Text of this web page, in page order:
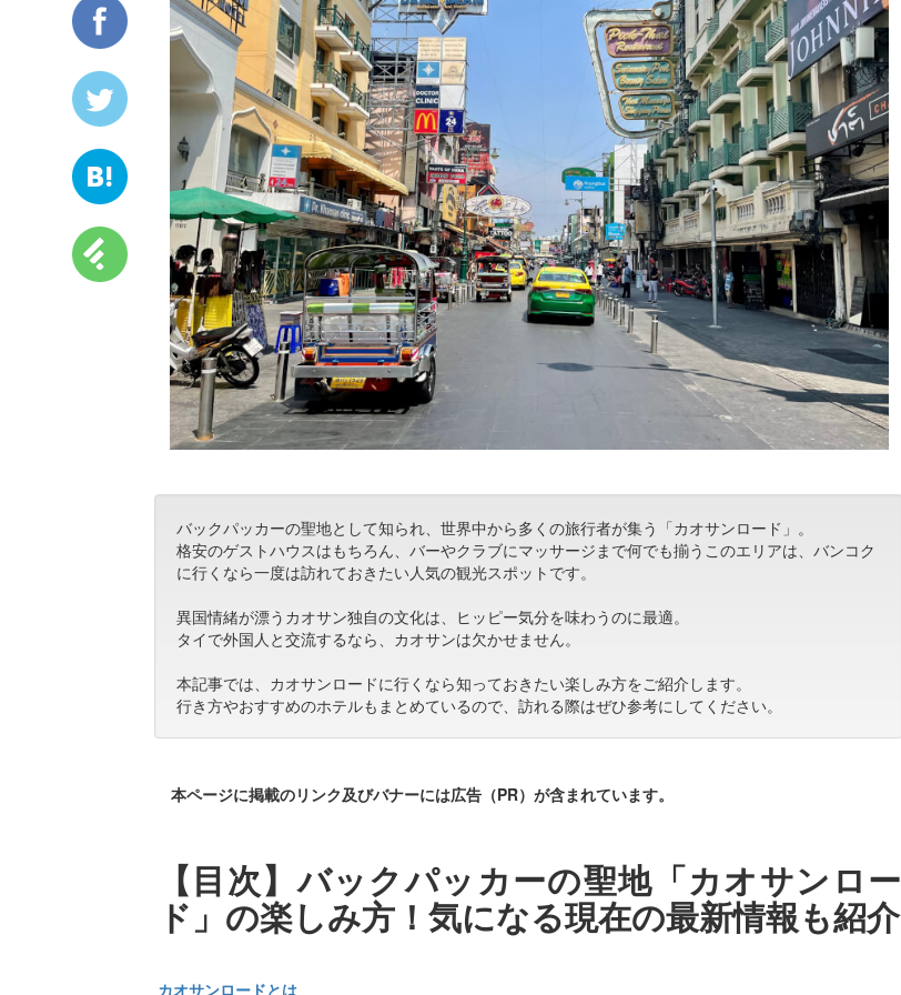
バックパッカーの聖地として知られ、世界中から多くの旅行者が集う「カオサンロード」。
格安のゲストハウスはもちろん、バーやクラブにマッサージまで何でも揃うこのエリアは、バンコク
に行くなら一度は訪れておきたい人気の観光スポットです。
異国情緒が漂うカオサン独自の文化は、ヒッピー気分を味わうのに最適。
タイで外国人と交流するなら、カオサンは欠かせません。
本記事では、カオサンロードに行くなら知っておきたい楽しみ方をご紹介します。
行き方やおすすめのホテルもまとめているので、訪れる際はぜひ参考にしてください。
本ページに掲載のリンク及びバナーには広告（PR）が含まれています。
【目次】バックパッカーの聖地「カオサンロー
ド」の楽しみ方！気になる現在の最新情報も紹介
カオサンロードとは